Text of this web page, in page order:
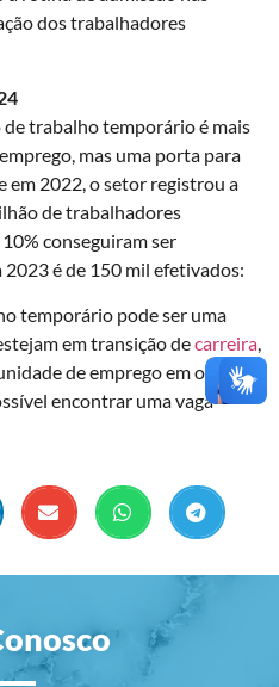
dos trabalhadores
trabalho temporário é mais
mas uma porta para
em 2022, o setor registrou a
de trabalhadores
conseguiram ser
é de 150 mil efetivados:
temporário pode ser uma
em transição decarreira,
de emprego em outra
encontrar uma vaga